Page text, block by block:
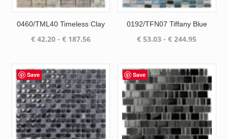
0460/TML40 Timeless Clay
€42.20 - €187.56Prijsklasse:
€ 187.56
0192/TFN07 Tiffany Blue
€ 53.03 - € 244.95
€ 244.95
Save Save